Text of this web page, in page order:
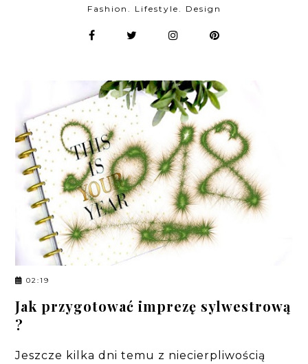
Fashion. Lifestyle. Design
02:19
Jak przygotować imprezę sylwestrową
?
Jeszcze kilka dni temu z niecierpliwością